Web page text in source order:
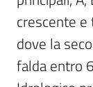
crescente e
dove la
falda entro